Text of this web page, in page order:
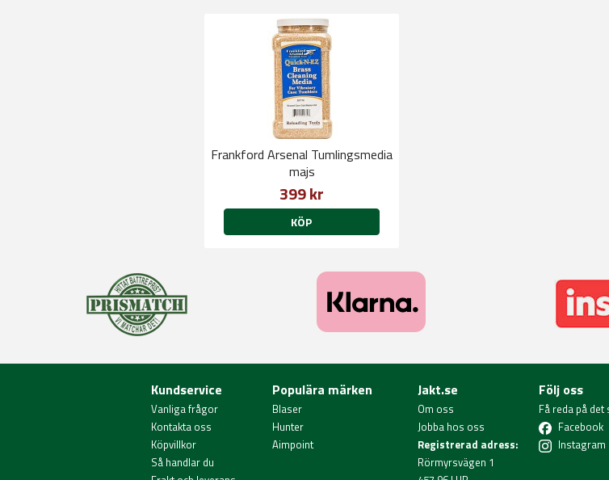
Frankford Arsenal Tumlingsmedia
majs
399 kr
KÖP
Kundservice
Vanliga frågor
Kontakta oss
Köpvillkor
Så handlar du
Populära märken
Blaser
Hunter
Aimpoint
Jakt.se
Om oss
Jobba hos oss
Registrerad adress:
Rörmyrsvägen 1
Följ oss
Få reda på
Facebook
Instagram